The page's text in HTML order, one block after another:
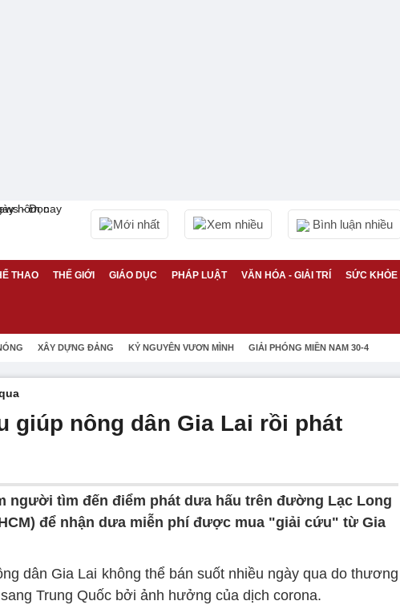
Mới nhất Xem nhiều Bình luận nhiều
THAO THẾ GIỚI GIÁO DỤC PHÁP LUẬT VĂN HÓA - GIẢI TRÍ SỨC KHỎE
XÂY DỰNG ĐẢNG KỶ NGUYÊN VƯƠN MÌNH GIẢI PHÓNG MIỀN NAM 30-4
giúp nông dân Gia Lai rồi phát
người tìm đến điểm phát dưa hấu trên đường Lạc Long
để nhận dưa miễn phí được mua "giải cứu" từ Gia
dân Gia Lai không thể bán suốt nhiều ngày qua do thương
Trung Quốc bởi ảnh hưởng của dịch corona.